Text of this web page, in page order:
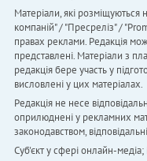
Матеріали, які
компаній" / "Пресреліз" /
правах реклами. Редакція
представлені. Матеріали з
редакція бере участь у
висловлені у цих матеріалах.
Редакція не несе
оприлюднені у рекламних
законодавством,
Cуб'єкт у сфері онлайн-